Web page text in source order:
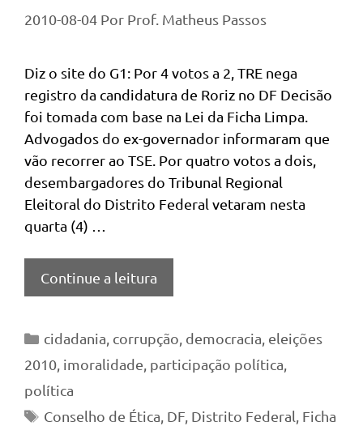
2010-08-04 Por Prof. Matheus Passos
Diz o site do G1: Por 4 votos a 2, TRE nega
registro da candidatura de Roriz no DF Decisão
foi tomada com base na Lei da Ficha Limpa.
Advogados do ex-governador informaram que
vão recorrer ao TSE. Por quatro votos a dois,
desembargadores do Tribunal Regional
Eleitoral do Distrito Federal vetaram nesta
quarta (4) …
Continue a leitura
Categorias
cidadania corrupção democracia eleições
2010 imoralidade participação política
política
Tags
Conselho de Ética DF, Distrito Federal Ficha